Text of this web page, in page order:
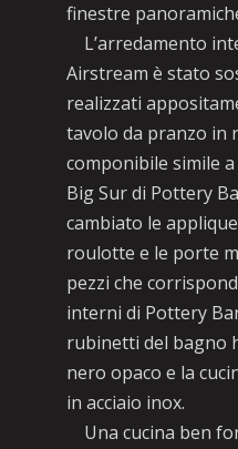
finestre
L’arredamento
Airstream è stato
realizzati
tavolo da pranzo in
componibile simile
Big Sur di Pottery
cambiato le
roulotte e le porte
pezzi che
interni di Pottery
rubinetti del bagno
nero opaco e la
in acciaio inox.
Una cucina ben